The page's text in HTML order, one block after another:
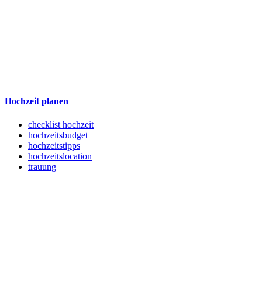
Hochzeit planen
checklist hochzeit
hochzeitsbudget
hochzeitstipps
hochzeitslocation
trauung